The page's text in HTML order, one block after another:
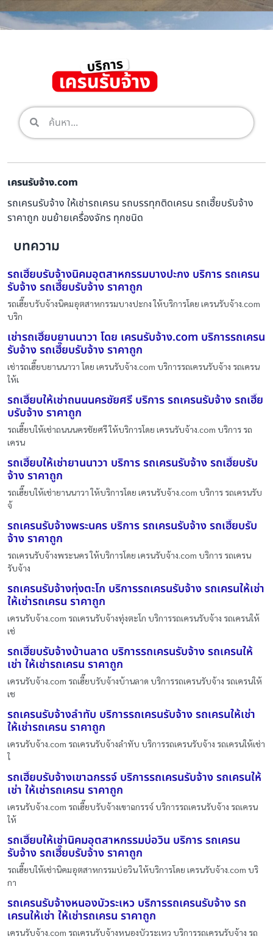
เครนรับจ้าง.com
รถเครนรับจ้าง ให้เช่ารถเครน รถบรรทุกติดเครน รถเฮี๊ยบรับจ้าง
ราคาถูก ขนย้ายเครื่องจักร ทุกชนิด
บทความ
รถเฮี๊ยบรับจ้างนิคมอุตสาหกรรมบางปะกง บริการ รถเครน
รับจ้าง รถเฮี๊ยบรับจ้าง ราคาถูก
รถเฮี๊ยบรับจ้างนิคมอุตสาหกรรมบางปะกง ให้บริการโดย เครนรับจ้าง.com
บริก
เช่ารถเฮี๊ยบยานนาวา โดย เครนรับจ้าง.com บริการรถเครน
รับจ้าง รถเฮี๊ยบรับจ้าง ราคาถูก
เช่ารถเฮี๊ยบยานนาวา โดย เครนรับจ้าง.com บริการรถเครนรับจ้าง รถเครน
ให้เ
รถเฮี๊ยบให้เช่าถนนนครชัยศรี บริการ รถเครนรับจ้าง รถเฮี๊ย
บรับจ้าง ราคาถูก
รถเฮี๊ยบให้เช่าถนนนครชัยศรี ให้บริการโดย เครนรับจ้าง.com บริการ รถ
เครน
รถเฮี๊ยบให้เช่ายานนาวา บริการ รถเครนรับจ้าง รถเฮี๊ยบรับ
จ้าง ราคาถูก
รถเฮี๊ยบให้เช่ายานนาวา ให้บริการโดย เครนรับจ้าง.com บริการ รถเครนรับ
จ้
รถเครนรับจ้างพระนคร บริการ รถเครนรับจ้าง รถเฮี๊ยบรับ
จ้าง ราคาถูก
รถเครนรับจ้างพระนคร ให้บริการโดย เครนรับจ้าง.com บริการ รถเครน
รับจ้าง
รถเครนรับจ้างทุ่งตะโก บริการรถเครนรับจ้าง รถเครนให้เช่า
ให้เช่ารถเครน ราคาถูก
เครนรับจ้าง.com รถเครนรับจ้างทุ่งตะโก บริการรถเครนรับจ้าง รถเครนให้
เช่
รถเฮี๊ยบรับจ้างบ้านลาด บริการรถเครนรับจ้าง รถเครนให้
เช่า ให้เช่ารถเครน ราคาถูก
เครนรับจ้าง.com รถเฮี๊ยบรับจ้างบ้านลาด บริการรถเครนรับจ้าง รถเครนให้
เช
รถเครนรับจ้างลำทับ บริการรถเครนรับจ้าง รถเครนให้เช่า
ให้เช่ารถเครน ราคาถูก
เครนรับจ้าง.com รถเครนรับจ้างลำทับ บริการรถเครนรับจ้าง รถเครนให้เช่า
ใ
รถเฮี๊ยบรับจ้างเขาฉกรรจ์ บริการรถเครนรับจ้าง รถเครนให้
เช่า ให้เช่ารถเครน ราคาถูก
เครนรับจ้าง.com รถเฮี๊ยบรับจ้างเขาฉกรรจ์ บริการรถเครนรับจ้าง รถเครน
ให้
รถเฮี๊ยบให้เช่านิคมอุตสาหกรรมบ่อวิน บริการ รถเครน
รับจ้าง รถเฮี๊ยบรับจ้าง ราคาถูก
รถเฮี๊ยบให้เช่านิคมอุตสาหกรรมบ่อวิน ให้บริการโดย เครนรับจ้าง.com บริ
กา
รถเครนรับจ้างหนองบัวระเหว บริการรถเครนรับจ้าง รถ
เครนให้เช่า ให้เช่ารถเครน ราคาถูก
เครนรับจ้าง.com รถเครนรับจ้างหนองบัวระเหว บริการรถเครนรับจ้าง รถ